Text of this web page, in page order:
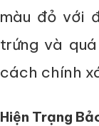
màu đỏ với
trứng và
cách chính
Hiện Trạng